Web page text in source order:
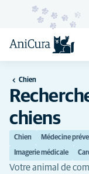
Chien
chiens
Chien Médecine
Imagerie médicale
Votre animal de